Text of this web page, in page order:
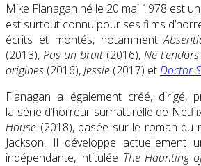
Mike Flanagan né le 20 mai 1978 est
est surtout connu pour ses films
écrits et montés, notamment
(2013), Pas un bruit(2016), Ne
origines (2016),Jessie (2017) etDoctor
Flanagan a également créé, dirigé,
la série d’horreur surnaturelle de
House (2018), basée sur le roman du
Jackson. Il développe actuellement
indépendante, intitulée The Haunting